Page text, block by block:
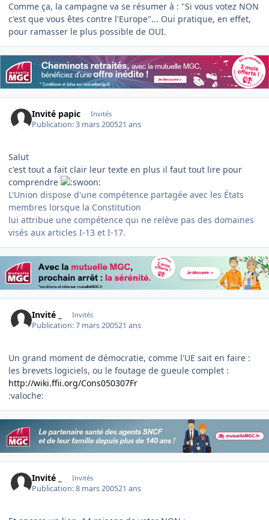
Comme ça, la campagne va se résumer à : "Si vous votez NON
c'est que vous êtes contre l'Europe"... Oui pratique, en effet,
pour ramasser le plus possible de OUI.
Invité papic Invités
Publication:3 mars 200521 ans
Salut
c'est tout a fait clair leur texte en plus il faut tout lire pour
comprendre
L'Union dispose d'une compétence partagée avec les États
membres lorsque la Constitution
lui attribue une compétence qui ne relève pas des domaines
visés aux articles I-13 et I-17.
Invité _ Invités
Publication:7 mars 200521 ans
Un grand moment de démocratie, comme l'UE sait en faire :
les brevets logiciels, ou le foutage de gueule complet :
http://wiki.ffii.org/Cons050307Fr
:valoche:
Invité _ Invités
Publication:8 mars 200521 ans